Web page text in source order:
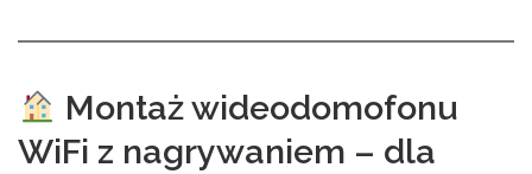
Montaż wideodomofonu
WiFi z nagrywaniem – dla